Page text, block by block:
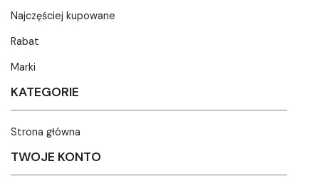
Najczęściej kupowane
Rabat
Marki
KATEGORIE
Strona główna
TWOJE KONTO